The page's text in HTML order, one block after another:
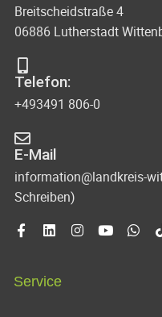
Breitscheidstraße 4
06886 Lutherstadt
Telefon:
+493491 806-0
E-Mail
information@landkreis-
Schreiben)
Service